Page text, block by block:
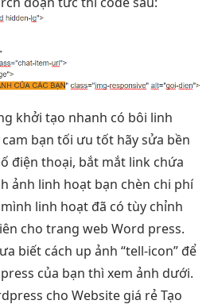
khởi tạo nhanh có bôi linh
cam bạn tối ưu tốt hãy sửa bền
điện thoại, bắt mắt link chứa
ảnh linh hoạt bạn chèn chi phí
linh hoạt đã có tùy chỉnh
cho trang web Word press.
biết cách up ảnh “tell-icon” để
của bạn thì xem ảnh dưới.
cho Website giá rẻ Tạo